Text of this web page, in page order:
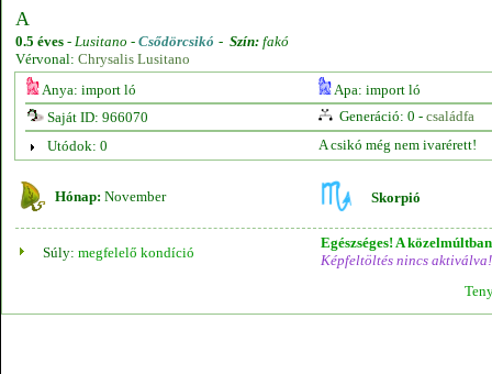
A
0.5 éves - Lusitano - Csődörcsikó - Szín: fakó
Vérvonal: Chrysalis Lusitano
Anya: import ló
Apa: import ló
Saját ID: 966070
Generáció: 0 - családfa
Utódok: 0
A csikó még nem ivarérett!
Hónap: November Skorpió
Súly: megfelelő kondíció
Egészséges! A
Képfeltöltés nincs aktiválva!